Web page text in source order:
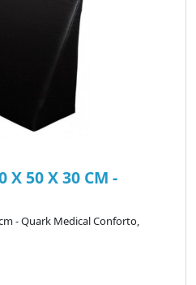
X 50 X 30 CM -
- Quark Medical Conforto,